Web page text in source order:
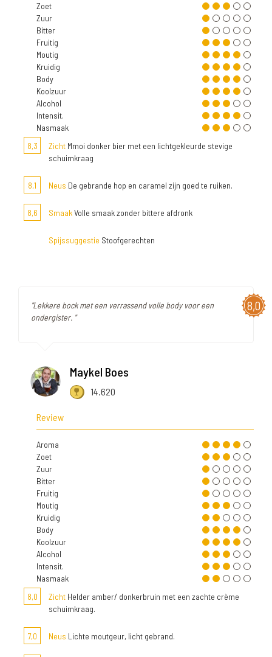
Zoet
Zuur
Bitter
Fruitig
Moutig
Kruidig
Body
Koolzuur
Alcohol
Intensit.
Nasmaak
8,3
Zicht Mmoi donker bier met een lichtgekleurde stevige
schuimkraag
8,1 Neus De gebrande hop en caramel zijn goed te ruiken.
8,6 SmaakVolle smaak zonder bittere afdronk
Spijssuggestie Stoofgerechten
8,0
"Lekkere bock met een verrassend volle body voor een
ondergister. "
Maykel Boes
14.620
Review
Aroma
Zoet
Zuur
Bitter
Fruitig
Moutig
Kruidig
Body
Koolzuur
Alcohol
Intensit.
Nasmaak
8,0
Zicht Helder amber/ donkerbruin met een zachte crème
schuimkraag.
7,0 Neus Lichte moutgeur, licht gebrand.